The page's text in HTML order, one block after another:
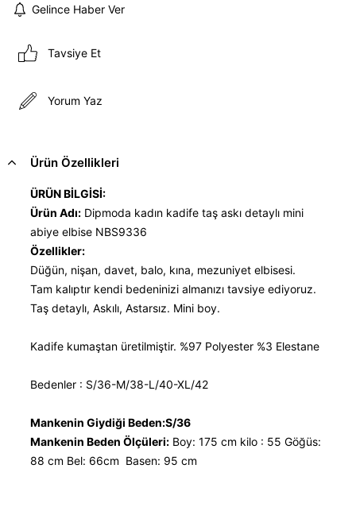
Gelince Haber Ver
Tavsiye Et
Yorum Yaz
Ürün Özellikleri
ÜRÜN BİLGİSİ:
Ürün Adı: Dipmoda kadın kadife taş askı detaylı mini
abiye elbise NBS9336
Özellikler:
Düğün, nişan, davet, balo, kına, mezuniyet elbisesi.
Tam kalıptır kendi bedeninizi almanızı tavsiye ediyoruz.
Taş detaylı, Askılı, Astarsız. Mini boy.
Kadife kumaştan üretilmiştir. %97 Polyester %3 Elestane
Bedenler : S/36-M/38-L/40-XL/42
Mankenin Giydiği Beden:S/36
Mankenin Beden Ölçüleri: Boy: 175 cm kilo : 55 Göğüs:
88 cm Bel: 66cm Basen: 95 cm